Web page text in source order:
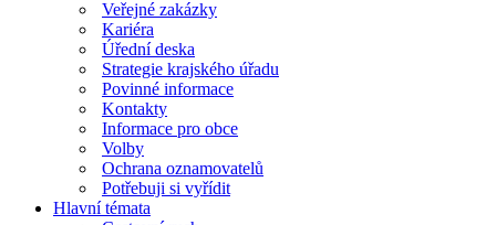
Veřejné zakázky
Kariéra
Úřední deska
Strategie krajského úřadu
Povinné informace
Kontakty
Informace pro obce
Volby
Ochrana oznamovatelů
Potřebuji si vyřídit
Hlavní témata